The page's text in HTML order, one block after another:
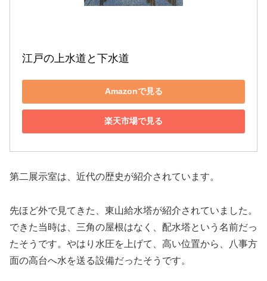
江戸の上水道と下水道
Amazonで見る
楽天市場で見る
第二展示室は、近代の歴史が紹介されています。
先ほど外で見てきた、東山給水塔が紹介されていました。
できた当時は、三角の屋根はなく、配水塔という名前だっ
たそうです。やはり水圧を上げて、高い位置から、八事方
面の高台へ水を送る設備だったそうです。